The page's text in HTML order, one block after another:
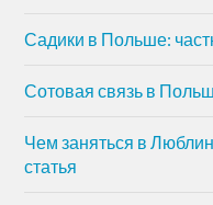
Садики в Польше:
Сотовая связь в
Чем заняться в
статья